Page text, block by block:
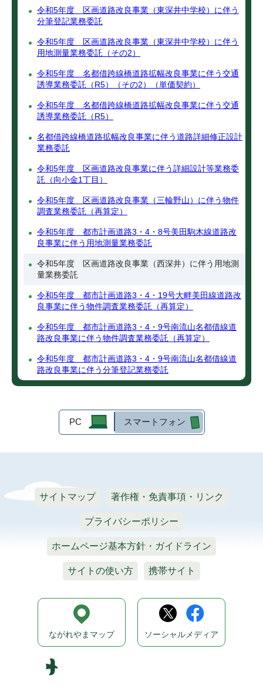
令和5年度 区画道路改良事業（東深井中学校）に伴う
分筆登記業務委託
令和5年度 区画道路改良事業（東深井中学校）に伴う
用地測量業務委託（その2）
令和5年度 名都借跨線橋道路拡幅改良事業に伴う交通
誘導業務委託（R5）（その2）（単価契約）
令和5年度 名都借跨線橋道路拡幅改良事業に伴う交通
誘導業務委託（R5）
名都借跨線橋道路拡幅改良事業に伴う道路詳細修正設計
業務委託
令和5年度 区画道路改良事業に伴う詳細設計等業務委
託（向小金1丁目）
令和5年度 区画道路改良事業（三輪野山）に伴う物件
調査業務委託（再算定）
令和5年度 都市計画道路3・4・8号美田駒木線道路改
良事業に伴う用地測量業務委託
令和5年度 区画道路改良事業（西深井）に伴う用地測
量業務委託
令和5年度 都市計画道路3・4・19号大畔美田線道路改
良事業に伴う物件調査業務委託（再算定）
令和5年度 都市計画道路3・4・9号南流山名都借線道
路改良事業に伴う物件調査業務委託（再算定）
令和5年度 都市計画道路3・4・9号南流山名都借線道
路改良事業に伴う分筆登記業務委託
PC スマートフォン
サイトマップ 著作権・免責事項・リンク
プライバシーポリシー
ホームページ基本方針・ガイドライン
サイトの使い方 携帯サイト
ながれやまマップ ソーシャルメディア